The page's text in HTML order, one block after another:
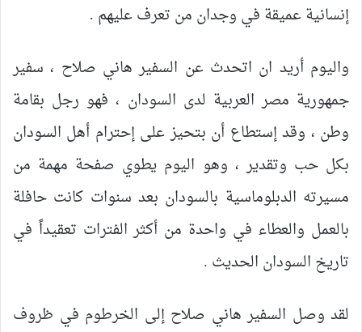
إنسانية عميقة في وجدان من تعرف عليهم .
واليوم أريد ان اتحدث عن السفير هاني صلاح ، سفير
جمهورية مصر العربية لدى السودان ، فهو رجل بقامة
وطن ، وقد إستطاع أن بتحيز على إحترام أهل السودان
بكل حب وتقدير ، وهو اليوم يطوي صفحة مهمة من
مسيرته الدبلوماسية بالسودان بعد سنوات كانت حافلة
بالعمل والعطاء في واحدة من أكثر الفترات تعقيداً في
تاريخ السودان الحديث .
لقد وصل السفير هاني صلاح إلى الخرطوم في ظروف